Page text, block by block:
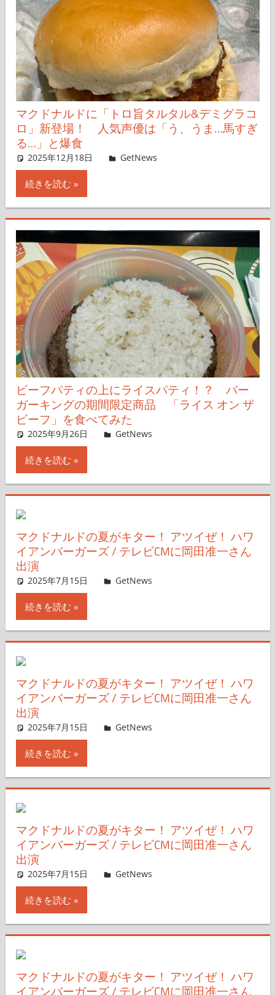
マクドナルドに「トロ旨タルタル&デミグラコ
ロ」新登場！ 人気声優は「う、うま…馬すぎ
る…」と爆食
2025年12月18日 Taka
GetNews
続きを読む
ビーフパティの上にライスパティ！？ バー
ガーキングの期間限定商品 「ライス オン ザ
ビーフ」を食べてみた
2025年9月26日 Taka
GetNews
続きを読む
マクドナルドの夏がキター！ アツイぜ！ ハワ
イアンバーガーズ / テレビCMに岡田准一さん
出演
2025年7月15日 GetNews
続きを読む
マクドナルドの夏がキター！ アツイぜ！ ハワ
イアンバーガーズ / テレビCMに岡田准一さん
出演
2025年7月15日 GetNews
続きを読む
マクドナルドの夏がキター！ アツイぜ！ ハワ
イアンバーガーズ / テレビCMに岡田准一さん
出演
2025年7月15日 GetNews
続きを読む
マクドナルドの夏がキター！ アツイぜ！ ハワ
イアンバーガーズ / テレビCMに岡田准一さん